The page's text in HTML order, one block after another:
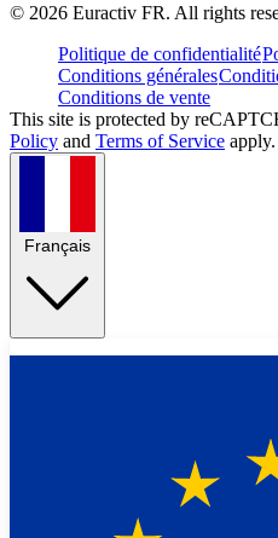
© 2026 Euractiv FR. All rights
Politique de confidentialité
Conditions générales
Conditions de vente
This site is protected by
Policy and Terms of Service apply.
Français